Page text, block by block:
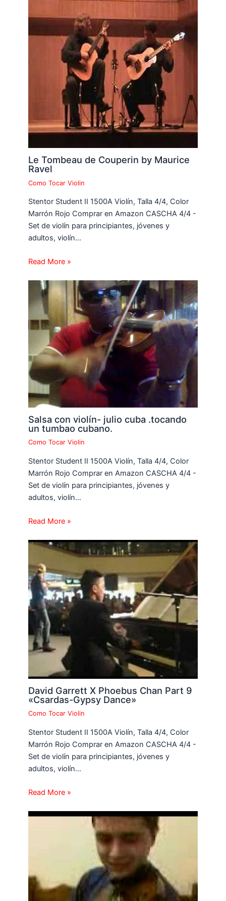
Le Tombeau de Couperin by Maurice
Ravel
Como Tocar Violin
Stentor Student II 1500A Violín, Talla 4/4, Color
Marrón Rojo Comprar en Amazon CASCHA 4/4 -
Set de violín para principiantes, jóvenes y
adultos, violín…
Read More »
Salsa con violín- julio cuba .tocando
un tumbao cubano.
Como Tocar Violin
Stentor Student II 1500A Violín, Talla 4/4, Color
Marrón Rojo Comprar en Amazon CASCHA 4/4 -
Set de violín para principiantes, jóvenes y
adultos, violín…
Read More »
David Garrett X Phoebus Chan Part 9
«Csardas-Gypsy Dance»
Como Tocar Violin
Stentor Student II 1500A Violín, Talla 4/4, Color
Marrón Rojo Comprar en Amazon CASCHA 4/4 -
Set de violín para principiantes, jóvenes y
adultos, violín…
Read More »